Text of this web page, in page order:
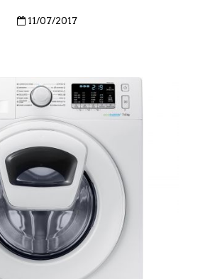
11/07/2017